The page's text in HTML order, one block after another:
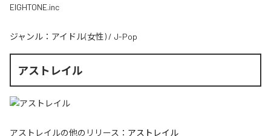
EIGHTONE.inc
ジャンル： アイドル(女性) / J-Pop
アストレイル
アストレイルの他のリリース： アストレイル